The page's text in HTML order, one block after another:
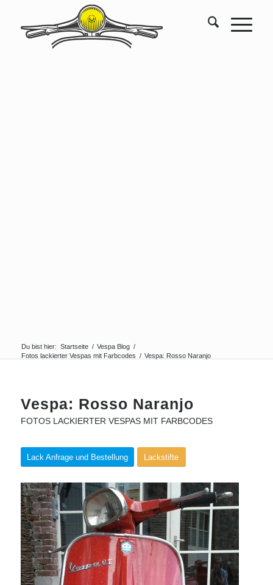
Du bist hier: Startseite / Vespa Blog /
Fotos lackierter Vespas mit Farbcodes / Vespa: Rosso Naranjo
Vespa: Rosso Naranjo
FOTOS LACKIERTER VESPAS MIT FARBCODES
Lack Anfrage und Bestellung Lackstifte